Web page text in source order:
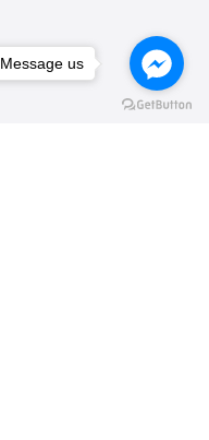
Message us